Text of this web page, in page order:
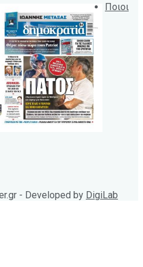
Ποιοι
- Developed by DigiLab